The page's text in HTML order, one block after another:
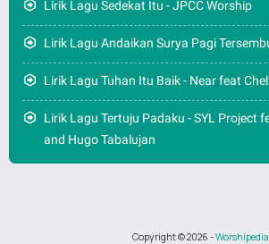
Lirik Lagu Sedekat Itu - JPCC Worship
Lirik Lagu Andaikan Surya Pagi
Lirik Lagu Tuhan Itu Baik - Near feat
Lirik Lagu Tertuju Padaku - SYL Project
and Hugo Tabalujan
Copyright ©2026 -Worshipedia